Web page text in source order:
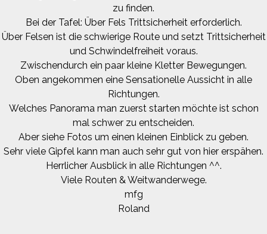
zu finden.
Bei der Tafel: Über Fels Trittsicherheit erforderlich.
Über Felsen ist die schwierige Route und setzt Trittsicherheit
und Schwindelfreiheit voraus.
Zwischendurch ein paar kleine Kletter Bewegungen.
Oben angekommen eine Sensationelle Aussicht in alle
Richtungen.
Welches Panorama man zuerst starten möchte ist schon
mal schwer zu entscheiden.
Aber siehe Fotos um einen kleinen Einblick zu geben.
Sehr viele Gipfel kann man auch sehr gut von hier erspähen.
Herrlicher Ausblick in alle Richtungen ^^.
Viele Routen & Weitwanderwege.
mfg
Roland